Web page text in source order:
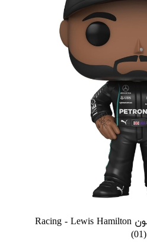
فانکو پاپ لوییس همیلتون Racing - Lewis Hamilton
(01)